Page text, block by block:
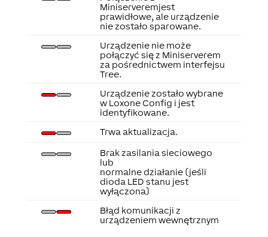
Miniserveremjest
prawidłowe, ale urządzenie
nie zostało sparowane.
Urządzenie nie może
połączyć się z Miniserverem
za pośrednictwem interfejsu
Tree.
Urządzenie zostało wybrane
w Loxone Config i jest
identyfikowane.
Trwa aktualizacja.
Brak zasilania sieciowego
lub
normalne działanie (jeśli
dioda LED stanu jest
wyłączona)
Błąd komunikacji z
urządzeniem wewnętrznym